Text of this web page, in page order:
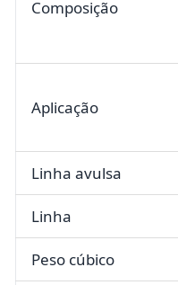
Composição
Aplicação
Linha avulsa
Linha
Peso cúbico